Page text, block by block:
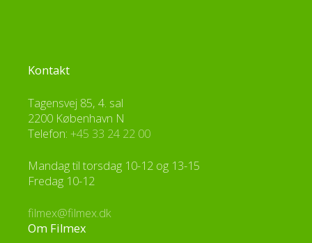
Kontakt
Tagensvej 85, 4. sal
2200 København N
Telefon: +45 33 24 22 00
Mandag til torsdag 10-12 og 13-15
Fredag 10-12
filmex@filmex.dk
Om Filmex